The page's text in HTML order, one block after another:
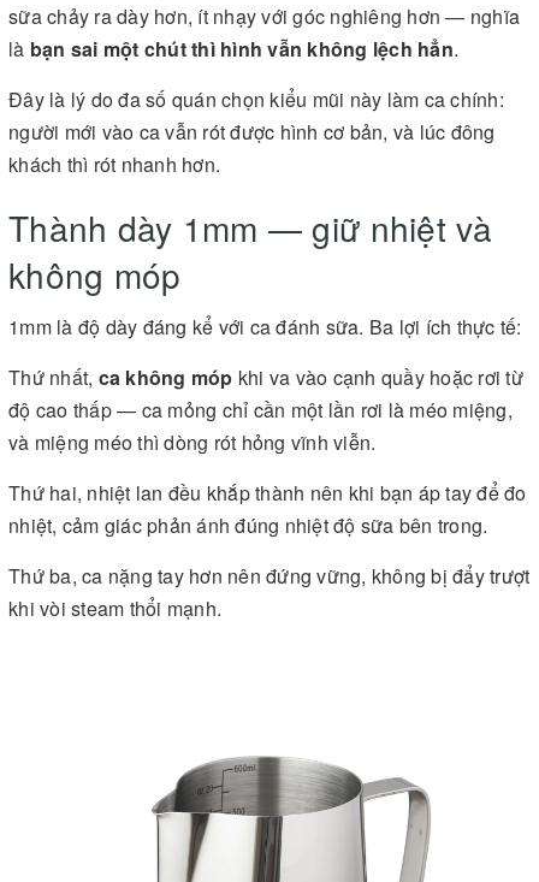
sữa chảy ra dày hơn, ít nhạy với góc nghiêng hơn — nghĩa
là bạn sai một chút thì hình vẫn không lệch hẳn.
Đây là lý do đa số quán chọn kiểu mũi này làm ca chính:
người mới vào ca vẫn rót được hình cơ bản, và lúc đông
khách thì rót nhanh hơn.
Thành dày 1mm — giữ nhiệt và
không móp
1mm là độ dày đáng kể với ca đánh sữa. Ba lợi ích thực tế:
Thứ nhất, ca không móp khi va vào cạnh quầy hoặc rơi từ
độ cao thấp — ca mỏng chỉ cần một lần rơi là méo miệng,
và miệng méo thì dòng rót hỏng vĩnh viễn.
Thứ hai, nhiệt lan đều khắp thành nên khi bạn áp tay để đo
nhiệt, cảm giác phản ánh đúng nhiệt độ sữa bên trong.
Thứ ba, ca nặng tay hơn nên đứng vững, không bị đẩy trượt
khi vòi steam thổi mạnh.